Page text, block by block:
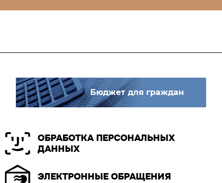
Бюджет для граждан
ОБРАБОТКА ПЕРСОНАЛЬНЫХ
ДАННЫХ
ЭЛЕКТРОННЫЕ ОБРАЩЕНИЯ